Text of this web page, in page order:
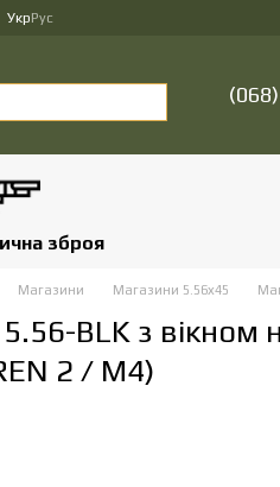
УкрРус
зброя
Магазини Магазини 5.56х45
BLK з вікном
2 / M4)